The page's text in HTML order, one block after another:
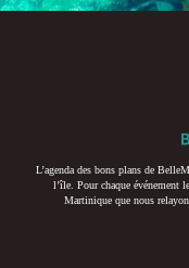
L’agenda des bons plans de
l’île. Pour chaque événement
Martinique que nous